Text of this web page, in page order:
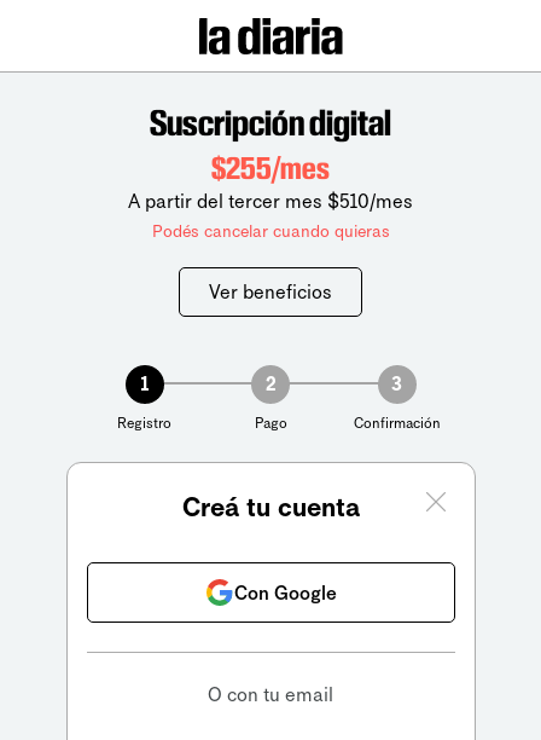
Suscripción digital
$255/mes
A partir del tercer mes $510/mes
Podés cancelar cuando quieras
Ver beneficios
1
Registro
2
Pago
3
Confirmación
Creá tu cuenta
Con Google
O con tu email